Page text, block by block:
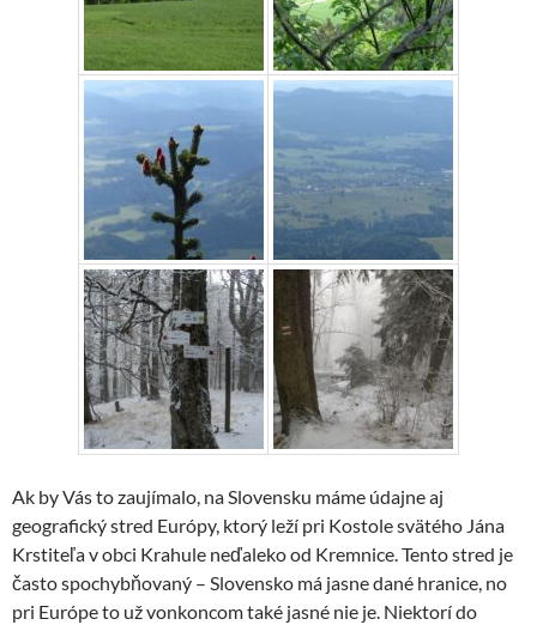
Ak by Vás to zaujímalo, na Slovensku máme údajne aj
geografický stred Európy, ktorý leží pri Kostole svätého Jána
Krstiteľa v obci Krahule neďaleko od Kremnice. Tento stred je
často spochybňovaný – Slovensko má jasne dané hranice, no
pri Európe to už vonkoncom také jasné nie je. Niektorí do